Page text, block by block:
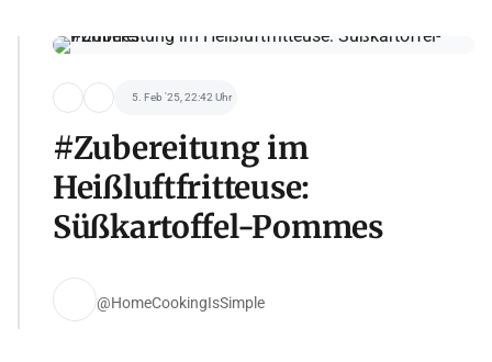
5. Feb '25, 22:42 Uhr
#Zubereitung im
Heißluftfritteuse:
Süßkartoffel-Pommes
@HomeCookingIsSimple